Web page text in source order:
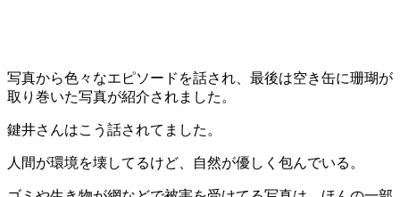
写真から色々なエピソードを話され、最後は空き缶に珊瑚が
取り巻いた写真が紹介されました。
鍵井さんはこう話されてました。
人間が環境を壊してるけど、自然が優しく包んでいる。